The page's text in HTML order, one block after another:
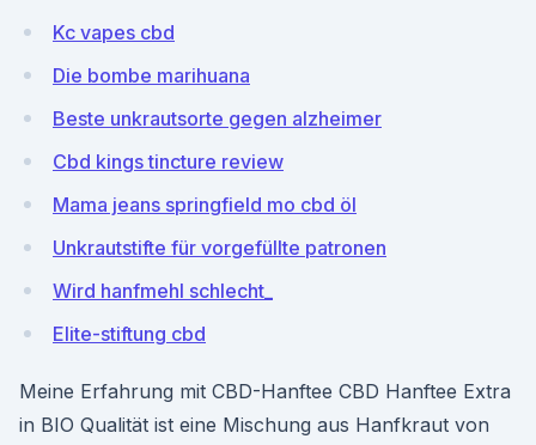
Kc vapes cbd
Die bombe marihuana
Beste unkrautsorte gegen alzheimer
Cbd kings tincture review
Mama jeans springfield mo cbd öl
Unkrautstifte für vorgefüllte patronen
Wird hanfmehl schlecht_
Elite-stiftung cbd
Meine Erfahrung mit CBD-Hanftee CBD Hanftee Extra
in BIO Qualität ist eine Mischung aus Hanfkraut von